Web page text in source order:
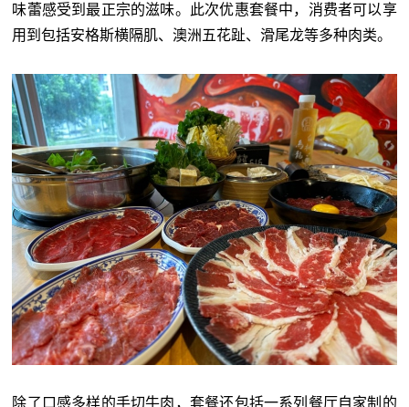
味蕾感受到最正宗的滋味。此次优惠套餐中，消费者可以享
用到包括安格斯横隔肌、澳洲五花趾、滑尾龙等多种肉类。
除了口感多样的手切牛肉，套餐还包括一系列餐厅自家制的